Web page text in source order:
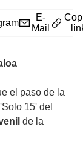
E-
Mail
el paso de la
15' del
de la